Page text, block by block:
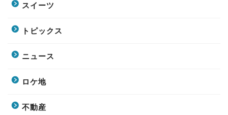
スイーツ
トピックス
ニュース
ロケ地
不動産